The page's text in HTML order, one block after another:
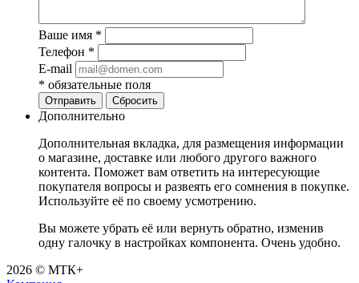
Ваше имя *
Телефон *
E-mail
* обязательные поля
Отправить Сбросить
Дополнительно
Дополнительная вкладка, для размещения информации
о магазине, доставке или любого другого важного
контента. Поможет вам ответить на интересующие
покупателя вопросы и развеять его сомнения в покупке.
Используйте её по своему усмотрению.
Вы можете убрать её или вернуть обратно, изменив
одну галочку в настройках компонента. Очень удобно.
2026 © МТК+